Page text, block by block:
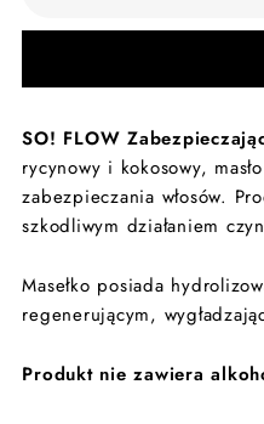
SO! FLOW
rycynowy i kokosowy,
zabezpieczania włosów.
szkodliwym działaniem
Masełko posiada
regenerującym,
Produkt nie zawiera